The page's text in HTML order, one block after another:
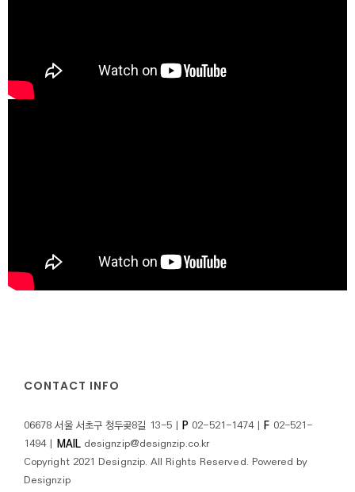
CONTACT INFO
06678 서울 서초구 청두곶8길 13-5 |P 02-521-1474 |F 02-521-
1494 | MAIL designzip@designzip.co.kr
Copyright 2021 Designzip. All Rights Reserved. Powered by
Designzip